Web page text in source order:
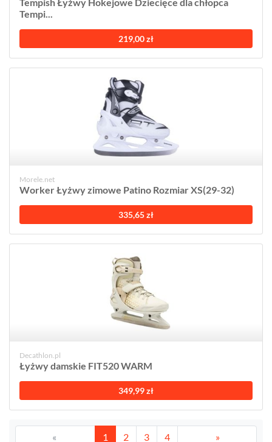
Tempi...
219,00 zł
Morele.net
Worker Łyżwy zimowe Patino Rozmiar XS(29-32)
335,65 zł
Decathlon.pl
Łyżwy damskie FIT520 WARM
349,99 zł
« 1 2 3 4 »